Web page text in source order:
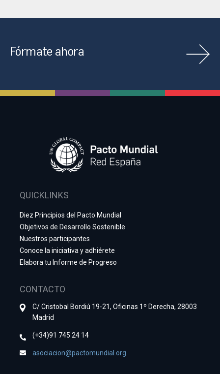
Fórmate ahora
QUICKLINKS
Diez Principios del Pacto Mundial
Objetivos de Desarrollo Sostenible
Nuestros participantes
Conoce la iniciativa y adhiérete
Elabora tu Informe de Progreso
CONTACTO
C/ Cristobal Bordiú 19-21, Oficinas 1º Derecha, 28003
Madrid
(+34)91 745 24 14
asociacion@pactomundial.org